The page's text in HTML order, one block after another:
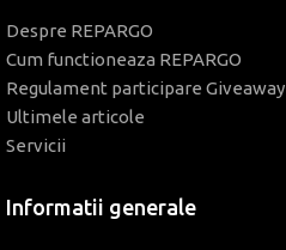
Despre REPARGO
Cum functioneaza REPARGO
Regulament participare Giveaway
Ultimele articole
Servicii
Informatii generale